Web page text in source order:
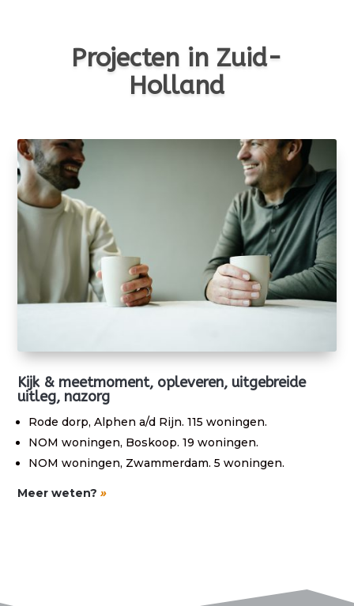
Projecten in Zuid-
Holland
Kijk & meetmoment, opleveren, uitgebreide
uitleg, nazorg
Rode dorp, Alphen a/d Rijn. 115 woningen.
NOM woningen, Boskoop. 19 woningen.
NOM woningen, Zwammerdam. 5 woningen.
Meer weten? »